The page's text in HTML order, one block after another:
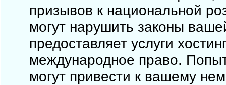
призывов к национальной
могут нарушить законы
предоставляет услуги
международное право.
могут привести к вашему